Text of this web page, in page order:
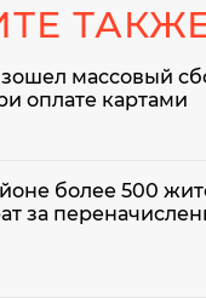
массовый
оплате картами
более 500
за